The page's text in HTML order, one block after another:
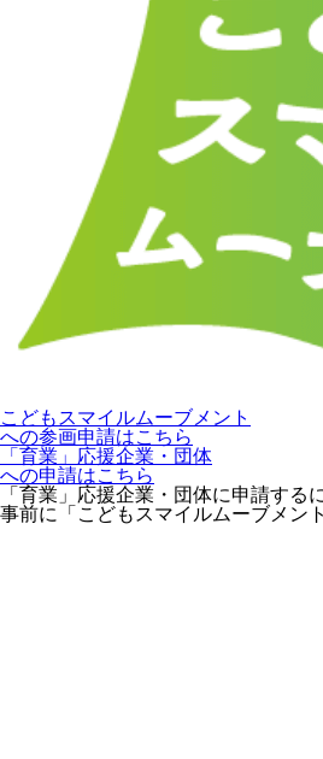
こどもスマイルムーブメント
への参画申請はこちら
「育業」応援企業・団体
への申請はこちら
「育業」応援企業・団体に申請する
事前に「こどもスマイルムーブメン